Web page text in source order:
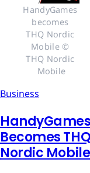
HandyGames
becomes
THQ Nordic
Mobile ©
THQ Nordic
Mobile
Business
HandyGames
Becomes THQ
Nordic Mobile